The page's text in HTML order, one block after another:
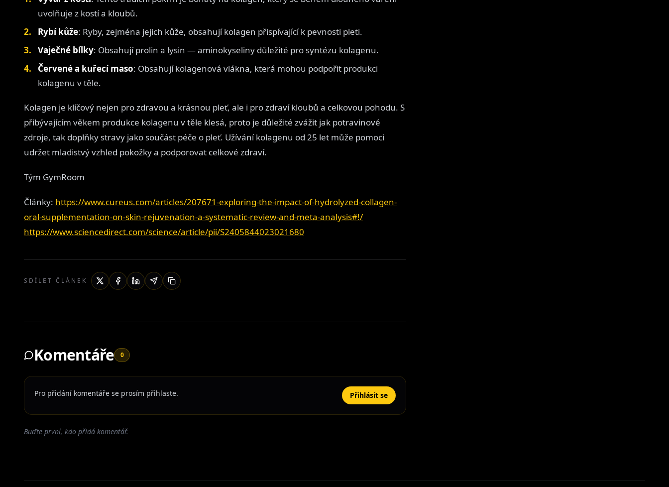
uvolňuje z kostí a kloubů.
Rybí kůže: Ryby, zejména jejich kůže, obsahují kolagen přispívající k pevnosti pleti.
Vaječné bílky: Obsahují prolin a lysin — aminokyseliny důležité pro syntézu kolagenu.
Červené a kuřecí maso: Obsahují kolagenová vlákna, která mohou podpořit produkci
kolagenu v těle.
Kolagen je klíčový nejen pro zdravou a krásnou pleť, ale i pro zdraví kloubů a celkovou pohodu. S
přibývajícím věkem produkce kolagenu v těle klesá, proto je důležité zvážit jak potravinové
zdroje, tak doplňky stravy jako součást péče o pleť. Užívání kolagenu od 25 let může pomoci
udržet mladistvý vzhled pokožky a podporovat celkové zdraví.
Tým GymRoom
Články: https://www.cureus.com/articles/207671-exploring-the-impact-of-hydrolyzed-collagen-
oral-supplementation-on-skin-rejuvenation-a-systematic-review-and-meta-analysis#!/
https://www.sciencedirect.com/science/article/pii/S2405844023021680
SDÍLET ČLÁNEK
Komentáře 0
Pro přidání komentáře se prosím přihlaste. Přihlásit se
Buďte první, kdo přidá komentář.